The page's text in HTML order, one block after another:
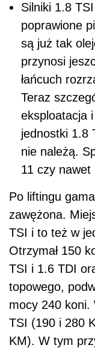
Silniki 1.8
poprawione
są już tak
przynosi
łańcuch
Teraz
eksploatacja
jednostki 1.8
nie należą.
11 czy
Po liftingu
zawężona.
TSI i to też w
Otrzymał 150
TSI i 1.6 TDI
topowego,
mocy 240 koni.
TSI (190 i 280
KM). W tym